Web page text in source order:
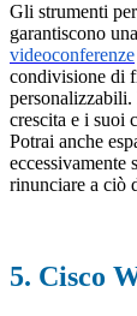
Gli strumenti
garantiscono
videoconferenze
condivisione di
personalizzabili.
crescita e i suoi
Potrai anche
eccessivamente
rinunciare a ciò
5. Cisco